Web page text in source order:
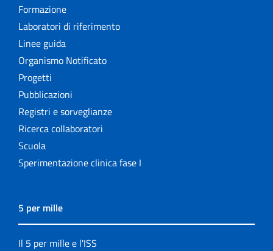
Formazione
Laboratori di riferimento
Linee guida
Organismo Notificato
Progetti
Pubblicazioni
Registri e sorveglianze
Ricerca collaboratori
Scuola
Sperimentazione clinica fase I
5 per mille
Il 5 per mille e l'ISS